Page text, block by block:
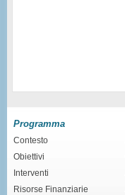
Programma
Contesto
Obiettivi
Interventi
Risorse Finanziarie